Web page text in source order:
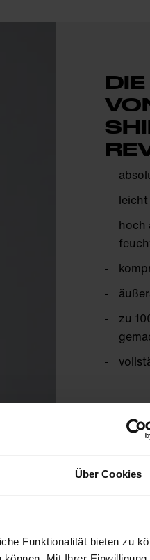
Über Cookies
Funktionalität bieten zu
hoch
zu